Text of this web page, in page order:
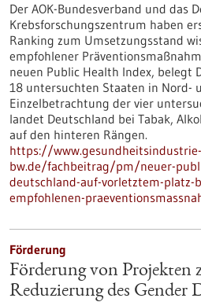
Der AOK-Bundesverband und das
Krebsforschungszentrum haben
Ranking zum Umsetzungsstand
empfohlener
neuen Public Health Index, belegt
18 untersuchten Staaten in Nord-
Einzelbetrachtung der vier
landet Deutschland bei Tabak,
auf den hinteren Rängen.
https://www.gesundheitsindustrie-
bw.de/fachbeitrag/pm/neuer-
deutschland-auf-vorletztem-platz-
empfohlenen-
Förderung
Förderung von Projekten
Reduzierung des Gender